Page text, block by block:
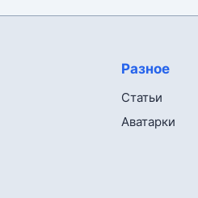
Разное
Статьи
Аватарки